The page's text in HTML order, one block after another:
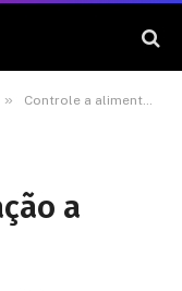
» Controle a alimentação a partir da mente
a